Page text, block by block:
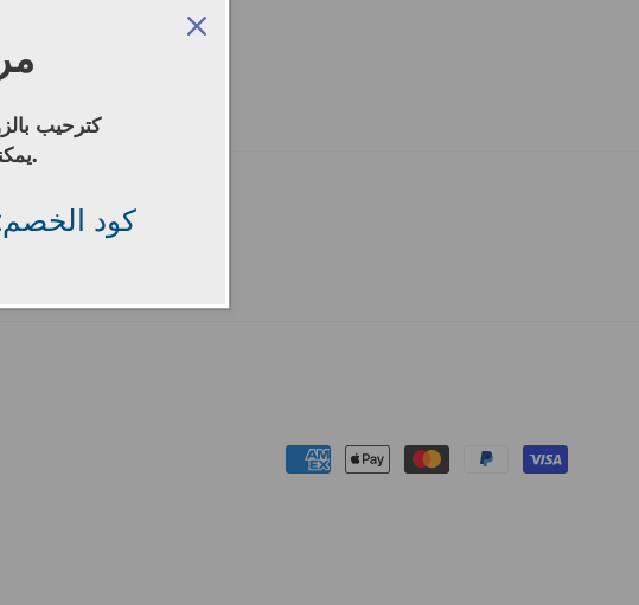
Payment
كترحيب بالزوار الجدد، أضفنا تلقائيًا خصم 10% على طلبك الأول
يمكنك استخدامه في أي وقت تشعر أنه مناسب.
:كود الخصم